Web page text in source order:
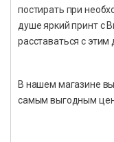
постирать при
душе яркий принт с
расставаться с этим
В нашем магазине
самым выгодным